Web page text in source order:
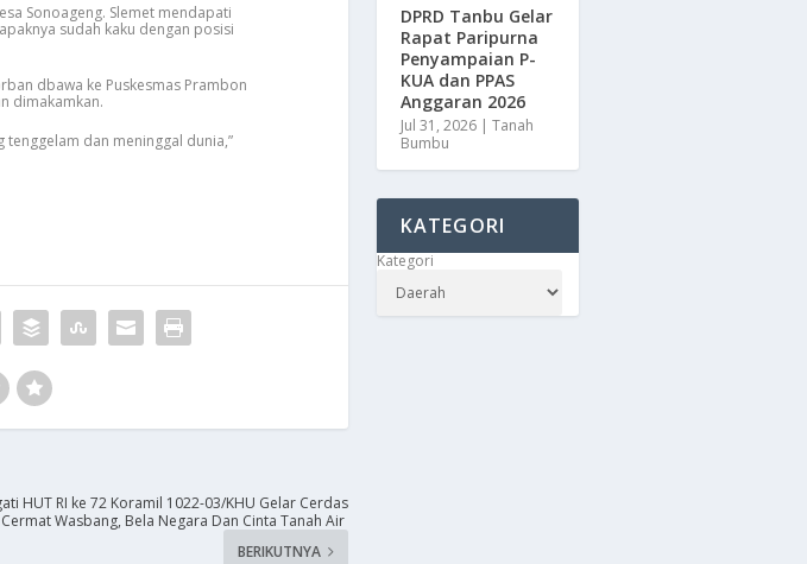
Sonoageng. Slemet mendapati
sudah kaku dengan posisi
dbawa ke Puskesmas Prambon
dimakamkan.
tenggelam dan meninggal dunia,”
HUT RI ke 72 Koramil 1022-03/KHU Gelar Cerdas
Cermat Wasbang, Bela Negara Dan Cinta Tanah Air
BERIKUTNYA
DPRD Tanbu Gelar
Rapat Paripurna
Penyampaian P-
KUA dan PPAS
Anggaran 2026
Jul 31, 2026| Tanah
Bumbu
KATEGORI
Kategori